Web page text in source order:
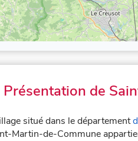
Présentation de
situé dans le département
Martin-de-Commune